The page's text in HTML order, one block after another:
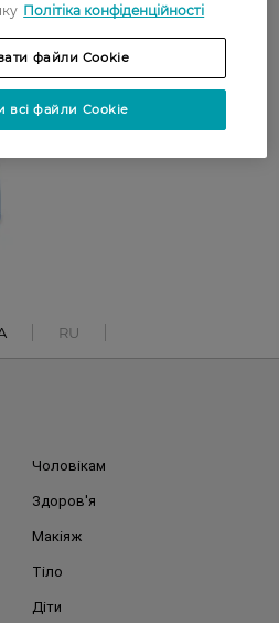
RU
Чоловікам
Здоров'я
Макіяж
Тіло
Діти
Політіка конфіденційності
файли Cookie
всі файли Cookie